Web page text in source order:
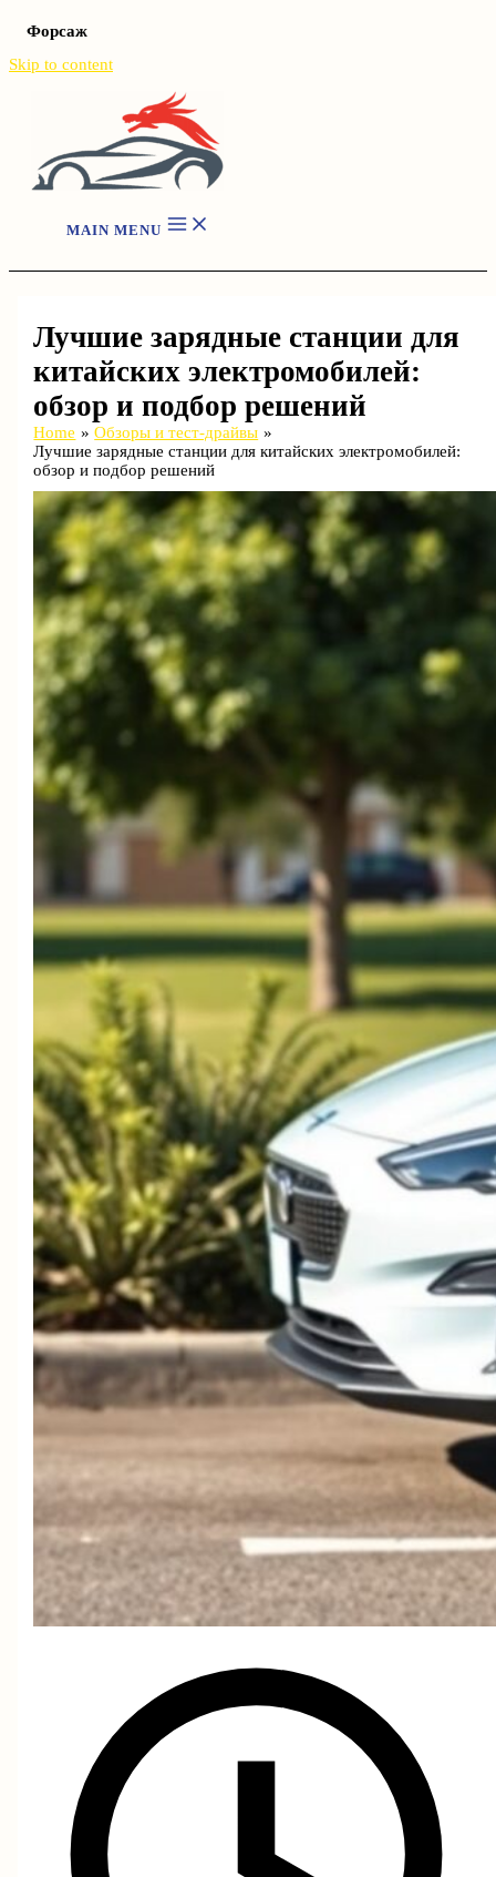
Форсаж
Skip to content
MAIN MENU
Лучшие зарядные станции для
китайских электромобилей:
обзор и подбор решений
Home
Обзоры и тест-драйвы
Лучшие зарядные станции для китайских электромобилей:
обзор и подбор решений